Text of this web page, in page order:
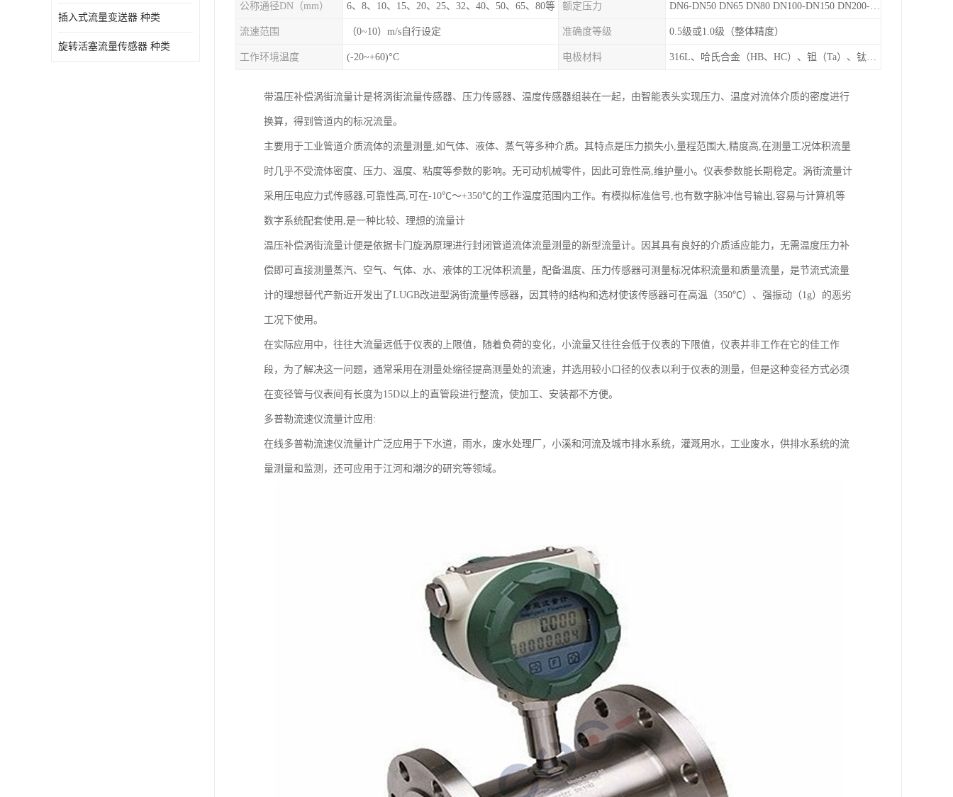
插入式流量变送器 种类
旋转活塞流量传感器 种类
公称通径DN（mm） 6、8、10、15、20、25、32、40、50、65、80等 额定压力 DN6-DN50 DN65 DN80 DN100-DN150 DN200-DN900等
流速范围 （0~10）m/s自行设定 准确度等级 0.5级或1.0级（整体精度）
工作环境温度 (-20~+60)°C 电极材料 316L、哈氏合金（HB、HC）、钽（Ta）、钛（Ti）、铂（Pt）、碳化钙（WC）、陶瓷
带温压补偿涡街流量计是将涡街流量传感器、压力传感器、温度传感器组装在一起，由智能表头实现压力、温度对流体介质的密度进行
换算，得到管道内的标况流量。
主要用于工业管道介质流体的流量测量,如气体、液体、蒸气等多种介质。其特点是压力损失小,量程范围大,精度高,在测量工况体积流量
时几乎不受流体密度、压力、温度、粘度等参数的影响。无可动机械零件，因此可靠性高,维护量小。仪表参数能长期稳定。涡街流量计
采用压电应力式传感器,可靠性高,可在-10℃～+350℃的工作温度范围内工作。有模拟标准信号,也有数字脉冲信号输出,容易与计算机等
数字系统配套使用,是一种比较、理想的流量计
温压补偿涡街流量计便是依据卡门旋涡原理进行封闭管道流体流量测量的新型流量计。因其具有良好的介质适应能力，无需温度压力补
偿即可直接测量蒸汽、空气、气体、水、液体的工况体积流量，配备温度、压力传感器可测量标况体积流量和质量流量，是节流式流量
计的理想替代产新近开发出了LUGB改进型涡街流量传感器，因其特的结构和选材使该传感器可在高温（350℃）、强振动（1g）的恶劣
工况下使用。
在实际应用中，往往大流量远低于仪表的上限值，随着负荷的变化，小流量又往往会低于仪表的下限值，仪表并非工作在它的佳工作
段，为了解决这一问题，通常采用在测量处缩径提高测量处的流速，并选用较小口径的仪表以利于仪表的测量，但是这种变径方式必须
在变径管与仪表间有长度为15D以上的直管段进行整流，使加工、安装都不方便。
多普勒流速仪流量计应用:
在线多普勒流速仪流量计广泛应用于下水道，雨水，废水处理厂，小溪和河流及城市排水系统，灌溉用水，工业废水，供排水系统的流
量测量和监测，还可应用于江河和潮汐的研究等领域。